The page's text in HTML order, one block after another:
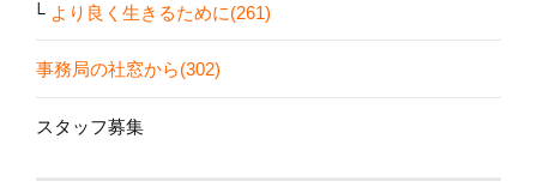
より良く生きるために(261)
事務局の社窓から(302)
スタッフ募集